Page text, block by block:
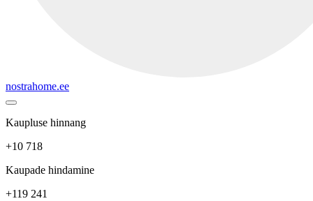
nostrahome.ee
Kaupluse hinnang
+10 718
Kaupade hindamine
+119 241